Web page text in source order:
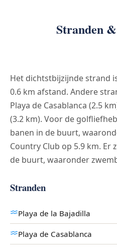
Stranden
Het dichtstbijzijnde strand
0.6 km afstand. Andere
Playa de Casablanca (2.5
(3.2 km). Voor de
banen in de buurt,
Country Club op 5.9 km.
de buurt, waaronder
Stranden
Playa de la Bajadilla
Playa de Casablanca